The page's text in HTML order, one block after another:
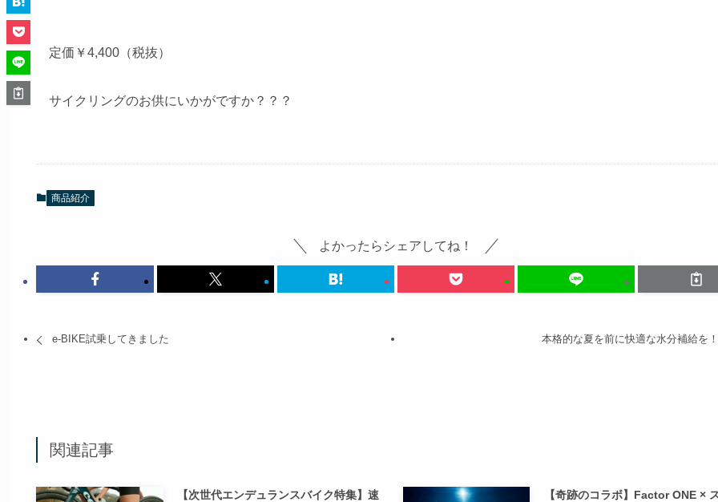
定価￥4,400（税抜）
サイクリングのお供にいかがですか？？？
商品紹介
よかったらシェアしてね！
e-BIKE試乗してきました 本格的な夏を前に快適な水分補給を
関連記事
【次世代エンデュランスバイク特集】速
【奇跡のコラボ】Factor ONE ×